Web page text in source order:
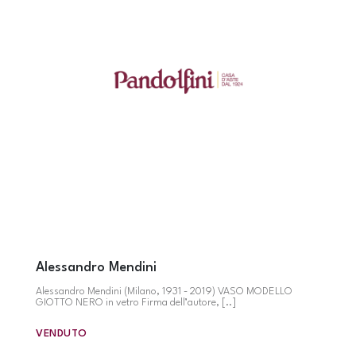
Alessandro Mendini
Alessandro Mendini (Milano, 1931 - 2019) VASO MODELLO
GIOTTO NERO in vetro Firma dell’autore, [..]
VENDUTO